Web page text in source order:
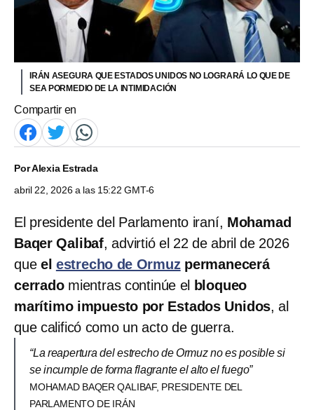
IRÁN ASEGURA QUE ESTADOS UNIDOS NO LOGRARÁ LO QUE DE
SEA PORMEDIO DE LA INTIMIDACIÓN
Compartir en
PorAlexia Estrada
abril 22, 2026 a las 15:22 GMT-6
El presidente del Parlamento iraní, Mohamad
Baqer Qalibaf, advirtió el 22 de abril de 2026
que el estrecho de Ormuzpermanecerá
cerradomientras continúe el bloqueo
marítimo impuesto por Estados Unidos, al
que calificó como un acto de guerra.
“La reapertura del estrecho de Ormuz no es posible si
se incumple de forma flagrante el alto el fuego”
MOHAMAD BAQER QALIBAF, PRESIDENTE DEL
PARLAMENTO DE IRÁN